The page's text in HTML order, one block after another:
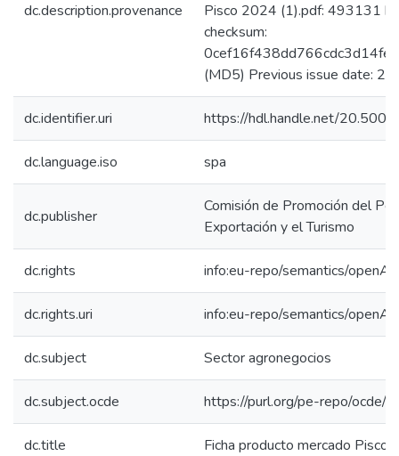
dc.description.provenance
Pisco 2024 (1).pdf: 493131
checksum:
(MD5) Previous issue date:
dc.identifier.uri https://hdl.handle.net/
dc.language.iso spa
dc.publisher
Comisión de Promoción del
Exportación y el Turismo
dc.rights info:eu-repo/semantics/
dc.rights.uri info:eu-repo/semantics/
dc.subject Sector agronegocios
dc.subject.ocde https://purl.org/pe-repo/ocde/
dc.title Ficha producto mercado Pisco